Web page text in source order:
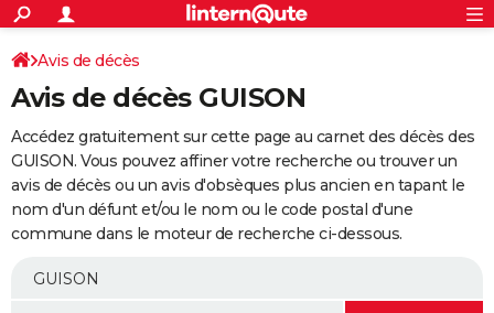
ACTUALITÉS
Politique
Société
Faits Divers
Education
Monde
Villes
+
SPORT
Coupe du monde 2026
Football
Tennis
Cyclisme
Rugby
Forum
Programme TV
TNT
Streaming
Cinéma
Sorties cinéma
Musique
+
FINANCE
Retraite
Epargne
Immobilier
Risques naturels par ville
Banque
Assurance
AUTO
Essais
Réserver un essai
Citadines
Berlines
SUV
Forum auto
+
Mobiles
Meilleur smartphone
Internet
Ordinateurs
Jeux vidéo
Guide high-tech
Avis de décès
Avis de décès GUISON
Accédez gratuitement sur cette page au carnet des décès des
GUISON. Vous pouvez affiner votre recherche ou trouver un
avis de décès ou un avis d'obsèques plus ancien en tapant le
nom d'un défunt et/ou le nom ou le code postal d'une
commune dans le moteur de recherche ci-dessous.